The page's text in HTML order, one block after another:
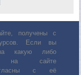
получены с
Если вы
какую либо
на сайте
с её